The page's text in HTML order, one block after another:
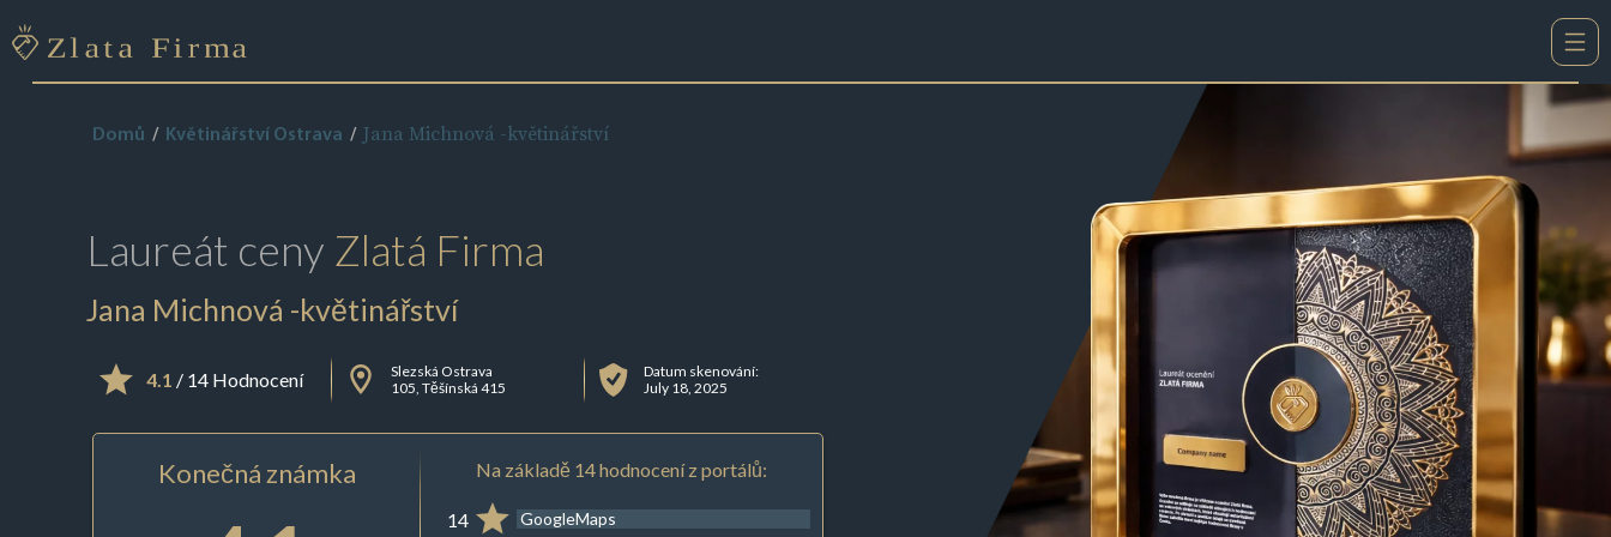
Domů Květinářství Ostrava Jana Michnová -květinářství
Laureát ceny Zlatá Firma
Jana Michnová -květinářství
4.1 / 14 Hodnocení
Slezská Ostrava
105, Těšínská 415
Datum skenování:
July 18, 2025
Konečná známka Na základě 14 hodnocení z portálů:
14 GoogleMaps